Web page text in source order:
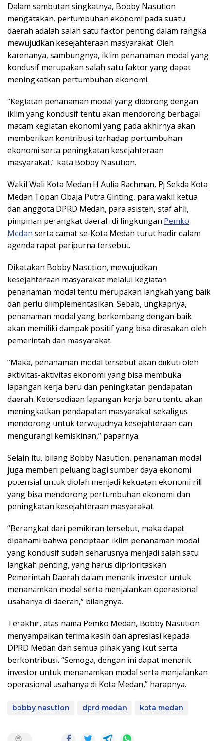
Dalam sambutan singkatnya, Bobby Nasution
mengatakan, pertumbuhan ekonomi pada suatu
daerah adalah salah satu faktor penting dalam rangka
mewujudkan kesejahteraan masyarakat. Oleh
karenanya, sambungnya, iklim penanaman modal yang
kondusif merupakan salah satu faktor yang dapat
meningkatkan pertumbuhan ekonomi.
“Kegiatan penanaman modal yang didorong dengan
iklim yang kondusif tentu akan mendorong berbagai
macam kegiatan ekonomi yang pada akhirnya akan
memberikan kontribusi terhadap pertumbuhan
ekonomi serta peningkatan kesejahteraan
masyarakat,” kata Bobby Nasution.
Wakil Wali Kota Medan H Aulia Rachman, Pj Sekda Kota
Medan Topan Obaja Putra Ginting, para wakil ketua
dan anggota DPRD Medan, para asisten, staf ahli,
pimpinan perangkat daerah di lingkungan Pemko
Medan serta camat se-Kota Medan turut hadir dalam
agenda rapat paripurna tersebut.
Dikatakan Bobby Nasution, mewujudkan
kesejahteraan masyarakat melalui kegiatan
penanaman modal tentu merupakan langkah yang baik
dan perlu diimplementasikan. Sebab, ungkapnya,
penanaman modal yang berkembang dengan baik
akan memiliki dampak positif yang bisa dirasakan oleh
pemerintah dan masyarakat.
“Maka, penanaman modal tersebut akan diikuti oleh
aktivitas-aktivitas ekonomi yang bisa membuka
lapangan kerja baru dan peningkatan pendapatan
daerah. Ketersediaan lapangan kerja baru tentu akan
meningkatkan pendapatan masyarakat sekaligus
mendorong untuk terwujudnya kesejahteraan dan
mengurangi kemiskinan,” paparnya.
Selain itu, bilang Bobby Nasution, penanaman modal
juga memberi peluang bagi sumber daya ekonomi
potensial untuk diolah menjadi kekuatan ekonomi rill
yang bisa mendorong pertumbuhan ekonomi dan
peningkatan kesejahteraan masyarakat.
“Berangkat dari pemikiran tersebut, maka dapat
dipahami bahwa penciptaan iklim penanaman modal
yang kondusif sudah seharusnya menjadi salah satu
langkah penting, yang harus diprioritaskan
Pemerintah Daerah dalam menarik investor untuk
menanamkan modal serta menjalankan operasional
usahanya di daerah,” bilangnya.
Terakhir, atas nama Pemko Medan, Bobby Nasution
menyampaikan terima kasih dan apresiasi kepada
DPRD Medan dan semua pihak yang ikut serta
berkontribusi. “Semoga, dengan ini dapat menarik
investor untuk menanamkan modal serta menjalankan
operasional usahanya di Kota Medan,” harapnya.
bobby nasution dprd medan kota medan